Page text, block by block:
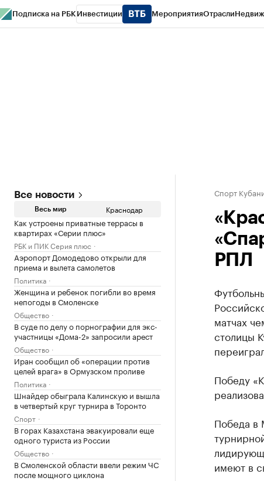
Подписка на РБК Инвестиции МероприятияОтрасли
Все новости
Весь мир Краснодар
Как устроены приватные террасы в
квартирах «Серии плюс»
РБК и ПИК Серия плюс
Аэропорт Домодедово открыли для
приема и вылета самолетов
Политика
Женщина и ребенок погибли во время
непогоды в Смоленске
Общество
В суде по делу о порнографии для экс-
участницы «Дома-2» запросили арест
Общество
Иран сообщил об «операции против
целей врага» в Ормузском проливе
Политика
Шнайдер обыграла Калинскую и вышла
в четвертый круг турнира в Торонто
Спорт
В горах Казахстана эвакуировали еще
одного туриста из России
Общество
В Смоленской области ввели режим ЧС
после мощного циклона
Спорт
РПЛ
матчах
столицы
Победу
Победа в
имеют в